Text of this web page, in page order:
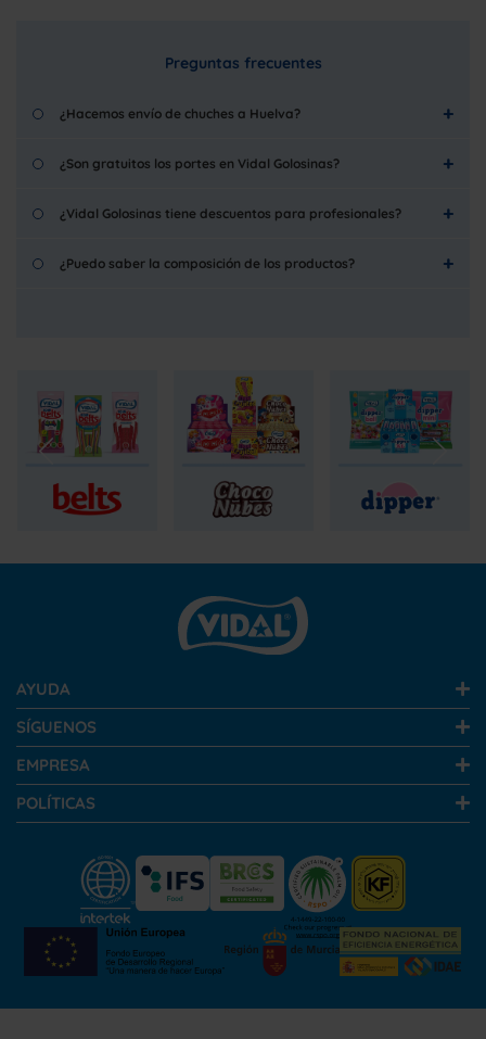
Preguntas frecuentes
¿Hacemos envío de chuches a Huelva?
¿Son gratuitos los portes en Vidal Golosinas?
¿Vidal Golosinas tiene descuentos para profesionales?
¿Puedo saber la composición de los productos?
AYUDA
SÍGUENOS
EMPRESA
POLÍTICAS